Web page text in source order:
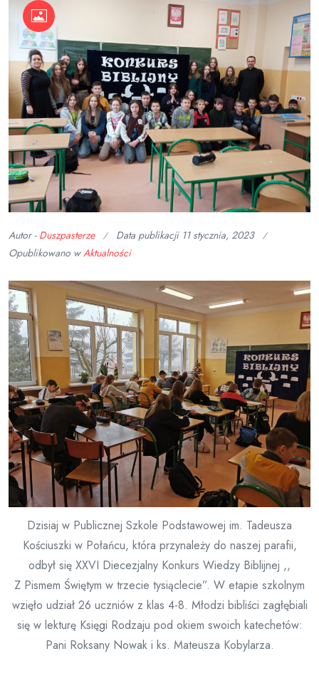
Autor - Duszpasterze Data publikacji 11 stycznia, 2023
Opublikowano wAktualności
Dzisiaj w Publicznej Szkole Podstawowej im. Tadeusza
Kościuszki w Połańcu, która przynależy do naszej parafii,
odbył się XXVI Diecezjalny Konkurs Wiedzy Biblijnej ,,
Z Pismem Świętym w trzecie tysiąclecie”. W etapie szkolnym
wzięło udział 26 uczniów z klas 4-8. Młodzi bibliści zagłębiali
się w lekturę Księgi Rodzaju pod okiem swoich katechetów:
Pani Roksany Nowak i ks. Mateusza Kobylarza.